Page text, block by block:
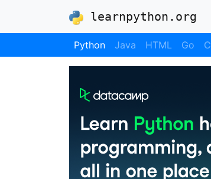
learnpython.org
Python Java HTML Go C